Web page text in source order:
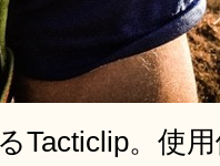
Tacticlip。使